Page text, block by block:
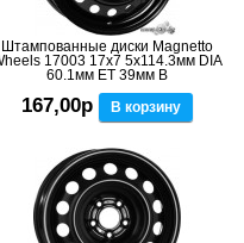
Штампованные диски Magnetto
17003 17x7 5x114.3мм DIA
60.1мм ET 39мм B
167,00р В корзину